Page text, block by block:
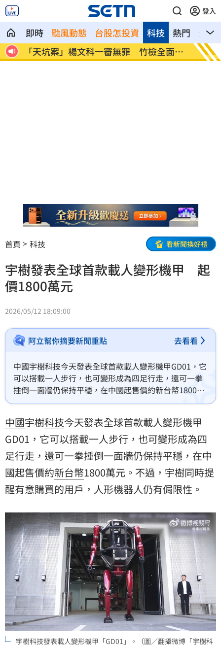
登入
即時 颱風動態 台股怎投資 熱門 影音
科技
要
「天坑案」楊文科一審無罪 竹檢全面上
訴
7月
股
首頁 科技 看新聞換好禮
宇樹發表全球首款載人變形機甲 起
價1800萬元
2026/05/12 18:09:00
阿立幫你摘要新聞重點 去看看
中國宇樹科技今天發表全球首款載人變形機甲GD01，它
可以搭載一人步行，也可變形成為四足行走，還可一拳
捶倒一面牆仍保持平穩，在中國起售價約新台幣1800萬
元。不過，宇樹同時提醒有意購買的用戶，人形機器人
中國宇樹科技今天發表全球首款載人變形機甲
GD01，它可以搭載一人步行，也可變形成為四
足行走，還可一拳捶倒一面牆仍保持平穩，在中
國起售價約新台幣1800萬元。不過，宇樹同時提
醒有意購買的用戶，人形機器人仍有侷限性。
宇樹科技發表載人變形機甲「GD01」。（圖／翻攝微博「宇樹科